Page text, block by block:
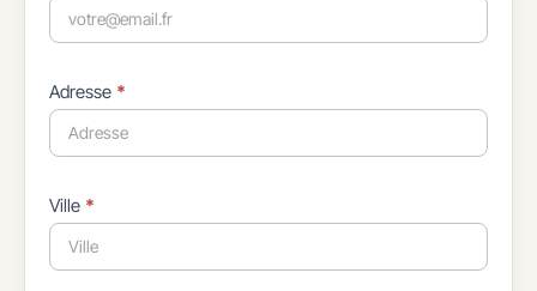
Adresse *
Ville *